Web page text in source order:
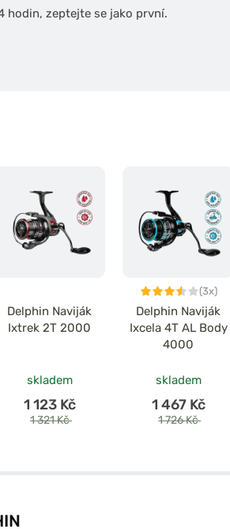
hodin, zeptejte se jako první.
Delphin Naviják
Ixtrek 2T 2000
skladem
1 123 Kč
1 321 Kč
(3x)
Delphin Naviják
Ixcela 4T AL Body
4000
skladem
1 467 Kč
1 726 Kč